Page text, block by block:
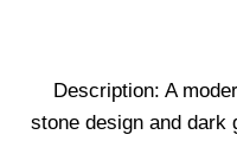
Description: A
stone design and dark